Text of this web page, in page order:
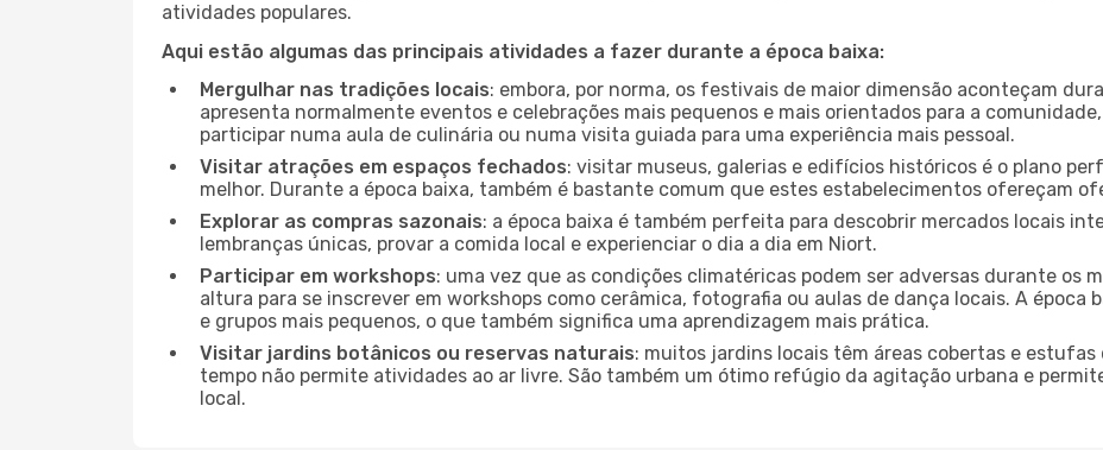
atividades populares.
Aqui estão algumas das principais atividades a fazer durante a época baixa:
Mergulhar nas tradições locais: embora, por norma, os festivais de maior dimensão aconteçam
apresenta normalmente eventos e celebrações mais pequenos e mais orientados para a
participar numa aula de culinária ou numa visita guiada para uma experiência mais pessoal.
Visitar atrações em espaços fechados: visitar museus, galerias e edifícios históricos é o plano
melhor. Durante a época baixa, também é bastante comum que estes estabelecimentos ofereçam
Explorar as compras sazonais: a época baixa é também perfeita para descobrir mercados locais
lembranças únicas, provar a comida local e experienciar o dia a dia em Niort.
Participar em workshops: uma vez que as condições climatéricas podem ser adversas durante os
altura para se inscrever em workshops como cerâmica, fotografia ou aulas de dança locais. A época
e grupos mais pequenos, o que também significa uma aprendizagem mais prática.
Visitar jardins botânicos ou reservas naturais: muitos jardins locais têm áreas cobertas e
tempo não permite atividades ao ar livre. São também um ótimo refúgio da agitação urbana e
local.